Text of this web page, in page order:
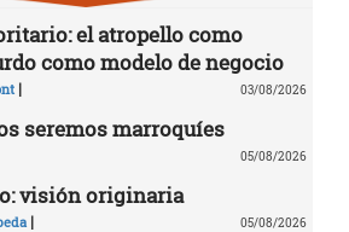
el atropello como
como modelo de negocio
| 03/08/2026
seremos marroquíes
05/08/2026
visión originaria
| 05/08/2026